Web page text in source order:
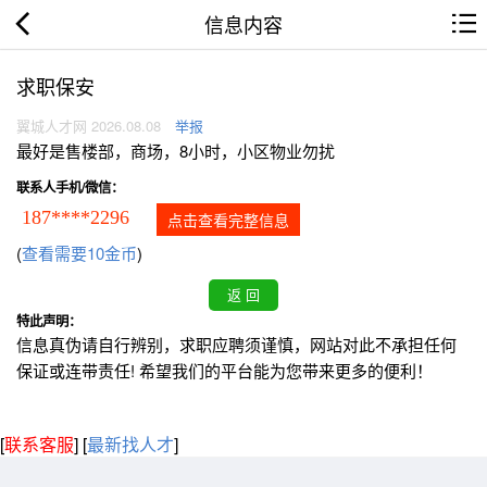
信息内容
求职保安
翼城人才网 2026.08.08 举报
最好是售楼部，商场，8小时，小区物业勿扰
联系人手机/微信：
187****2296 点击查看完整信息
(查看需要10金币)
特此声明：
信息真伪请自行辨别，求职应聘须谨慎，网站对此不承担任何
保证或连带责任! 希望我们的平台能为您带来更多的便利！
[联系客服] [最新找人才]